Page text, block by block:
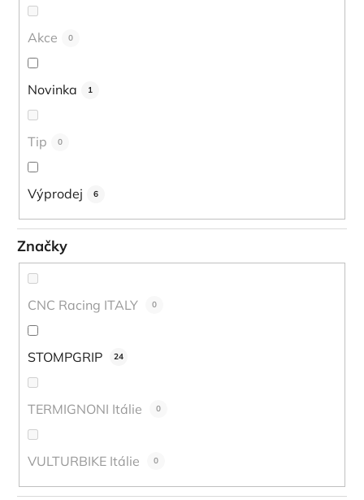
Akce 0
Novinka 1
Tip 0
Výprodej 6
Značky
CNC Racing ITALY 0
STOMPGRIP 24
TERMIGNONI Itálie 0
VULTURBIKE Itálie 0